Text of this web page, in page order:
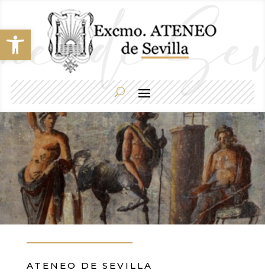
Abrir barra de herramientas
ATENEO DE SEVILLA